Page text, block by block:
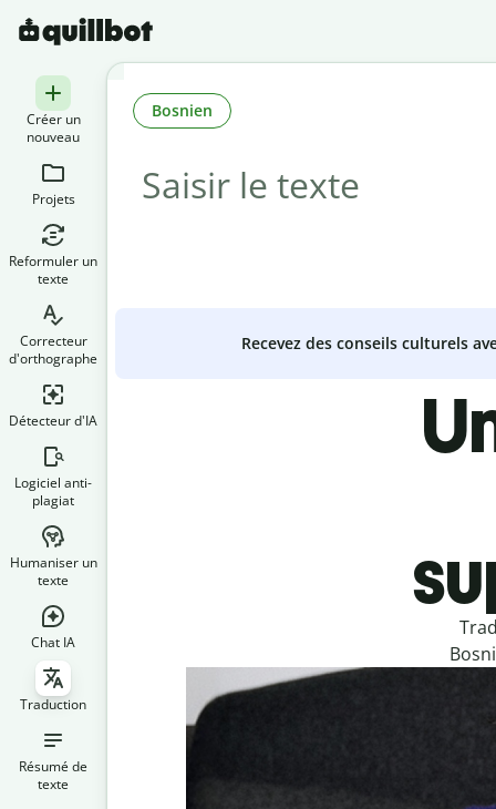
Créer un
nouveau
Projets
Reformuler un
texte
Correcteur
d'orthographe
Détecteur d'IA
Logiciel anti-
plagiat
Humaniser un
texte
Chat IA
Traduction
Résumé de
texte
Bosnien
Recevez des conseils culturels